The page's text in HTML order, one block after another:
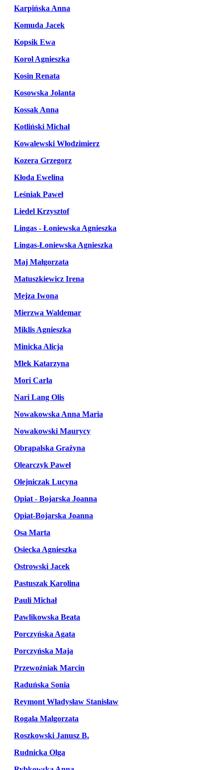
Karpińska Anna
Komuda Jacek
Kopsik Ewa
Korol Agnieszka
Kosin Renata
Kosowska Jolanta
Kossak Anna
Kotliński Michał
Kowalewski Włodzimierz
Kozera Grzegorz
Kłoda Ewelina
Leśniak Paweł
Liedel Krzysztof
Lingas - Łoniewska Agnieszka
Lingas-Łoniewska Agnieszka
Maj Małgorzata
Matuszkiewicz Irena
Mejza Iwona
Mierzwa Waldemar
Miklis Agnieszka
Minicka Alicja
Mlek Katarzyna
Mori Carla
Nari Lang Olis
Nowakowska Anna Maria
Nowakowski Maurycy
Obrąpalska Grażyna
Olearczyk Paweł
Olejniczak Lucyna
Opiat - Bojarska Joanna
Opiat-Bojarska Joanna
Osa Marta
Osiecka Agnieszka
Ostrowski Jacek
Pastuszak Karolina
Pauli Michał
Pawlikowska Beata
Porczyńska Agata
Porczyńska Maja
Przewoźniak Marcin
Raduńska Sonia
Reymont Władysław Stanisław
Rogala Malgorzata
Roszkowski Janusz B.
Rudnicka Olga